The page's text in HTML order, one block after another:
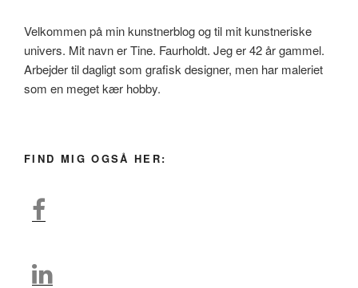
Velkommen på min kunstnerblog og til mit kunstneriske
univers. Mit navn er Tine. Faurholdt. Jeg er 42 år gammel.
Arbejder til dagligt som grafisk designer, men har maleriet
som en meget kær hobby.
FIND MIG OGSÅ HER: